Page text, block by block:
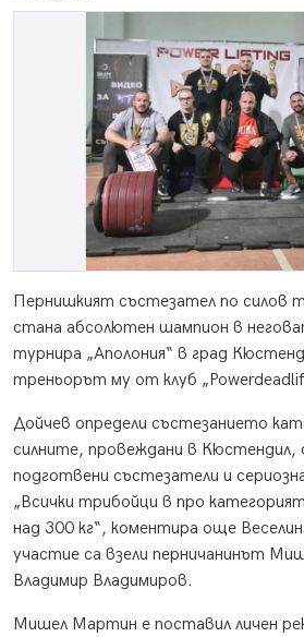
Пернишкият състезател по силов
стана абсолютен шампион в
турнира „Аполония“ в град
треньорът му от клуб
Дойчев определи състезанието
силните, провеждани в Кюстендил,
подготвени състезатели и
„Всички трибойци в про
над 300 кг“, коментира още
участие са взели перничанинът
Владимир Владимиров.
Мишел Мартин е поставил личен